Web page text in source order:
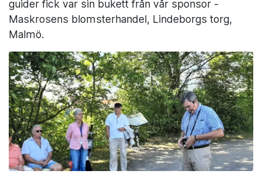
guider fick var sin bukett från vår sponsor -
Maskrosens blomsterhandel, Lindeborgs torg,
Malmö.